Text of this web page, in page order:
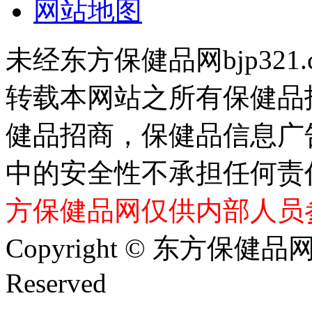
网站地图
未经东方保健品网
转载本网站之所有保健
健品招商，保健品信息
中的安全性不承担任何
方保健品网仅供内部人
Copyright © 东方保健品
Reserved